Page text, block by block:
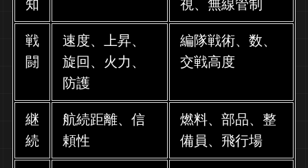
知 視、無線管制
戦
闘
速度、上昇、
旋回、火力、
防護
編隊戦術、数、
交戦高度
継
続
航続距離、信
頼性
燃料、部品、整
備員、飛行場